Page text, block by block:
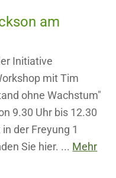
am
Initiative
mit Tim
ohne Wachstum"
9.30 Uhr bis 12.30
der Freyung 1
Sie hier. ... Mehr